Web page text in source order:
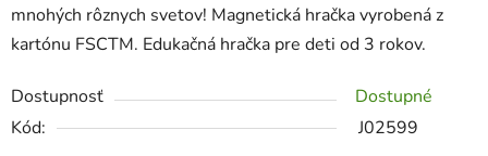
mnohých rôznych svetov! Magnetická hračka vyrobená z
kartónu FSCTM. Edukačná hračka pre deti od 3 rokov.
Dostupnosť
Dostupné
Kód:
J02599